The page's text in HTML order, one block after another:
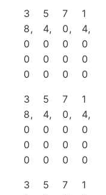
3
8,
0
0
0
5
4,
0
0
0
7
0,
0
0
0
1
4,
0
0
0
3
8,
0
0
0
5
4,
0
0
0
7
0,
0
0
0
1
4,
0
0
0
3
5
7
1